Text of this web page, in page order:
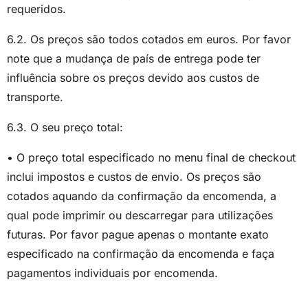
requeridos.
6.2. Os preços são todos cotados em euros. Por favor
note que a mudança de país de entrega pode ter
influência sobre os preços devido aos custos de
transporte.
6.3. O seu preço total:
• O preço total especificado no menu final de checkout
inclui impostos e custos de envio. Os preços são
cotados aquando da confirmação da encomenda, a
qual pode imprimir ou descarregar para utilizações
futuras. Por favor pague apenas o montante exato
especificado na confirmação da encomenda e faça
pagamentos individuais por encomenda.